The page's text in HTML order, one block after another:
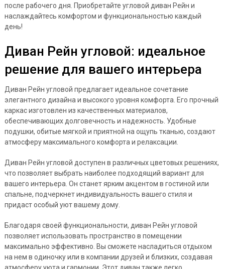
после рабочего дня. Приобретайте угловой диван Рейн и
наслаждайтесь комфортом и функциональностью каждый
день!
Диван Рейн угловой: идеальное
решение для вашего интерьера
Диван Рейн угловой предлагает идеальное сочетание
элегантного дизайна и высокого уровня комфорта. Его прочный
каркас изготовлен из качественных материалов,
обеспечивающих долговечность и надежность. Удобные
подушки, обитые мягкой и приятной на ощупь тканью, создают
атмосферу максимального комфорта и релаксации.
Диван Рейн угловой доступен в различных цветовых решениях,
что позволяет выбрать наиболее подходящий вариант для
вашего интерьера. Он станет ярким акцентом в гостиной или
спальне, подчеркнет индивидуальность вашего стиля и
придаст особый уют вашему дому.
Благодаря своей функциональности, диван Рейн угловой
позволяет использовать пространство в помещении
максимально эффективно. Вы сможете насладиться отдыхом
на нем в одиночку или в компании друзей и близких, создавая